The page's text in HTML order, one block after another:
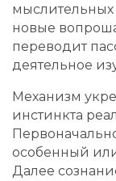
новые
переводит
деятельное
Механизм
инстинкта
особенный
Далее